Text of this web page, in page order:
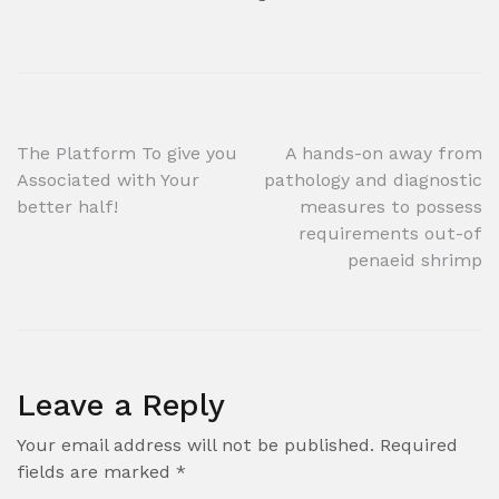
Post
navigation
The Platform To give you
Associated with Your
better half!
A hands-on away from
pathology and diagnostic
measures to possess
requirements out-of
penaeid shrimp
Leave a Reply
Your email address will not be published. Required
fields are marked *